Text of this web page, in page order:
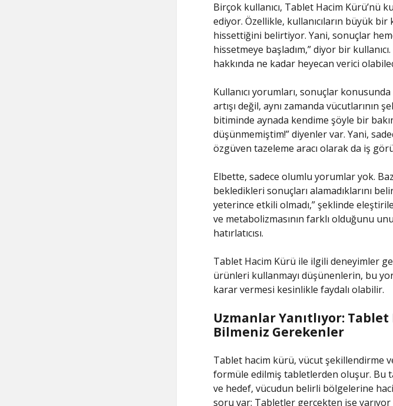
Birçok kullanıcı, Tablet Hacim Kürü’nü
ediyor. Özellikle, kullanıcıların büyük
hissettiğini belirtiyor. Yani, sonuçlar
hissetmeye başladım,” diyor bir
hakkında ne kadar heyecan verici
Kullanıcı yorumları, sonuçlar
artışı değil, aynı zamanda vücutlarının
bitiminde aynada kendime şöyle bir
düşünmemiştim!” diyenler var. Yani,
özgüven tazeleme aracı olarak da iş
Elbette, sadece olumlu yorumlar yok.
bekledikleri sonuçları alamadıklarını
yeterince etkili olmadı,” şeklinde
ve metabolizmasının farklı olduğunu
hatırlatıcısı.
Tablet Hacim Kürü ile ilgili deneyimler
ürünleri kullanmayı düşünenlerin, bu
karar vermesi kesinlikle faydalı olabilir.
Uzmanlar Yanıtlıyor:
Bilmeniz Gerekenler
Tablet hacim kürü, vücut şekillendirme
formüle edilmiş tabletlerden oluşur. Bu
ve hedef, vücudun belirli bölgelerine
soru var: Tabletler gerçekten işe